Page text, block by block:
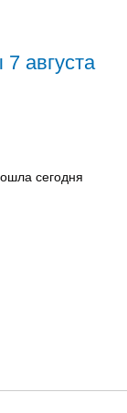
августа
сегодня